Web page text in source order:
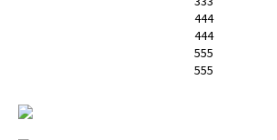
444
444
555
555